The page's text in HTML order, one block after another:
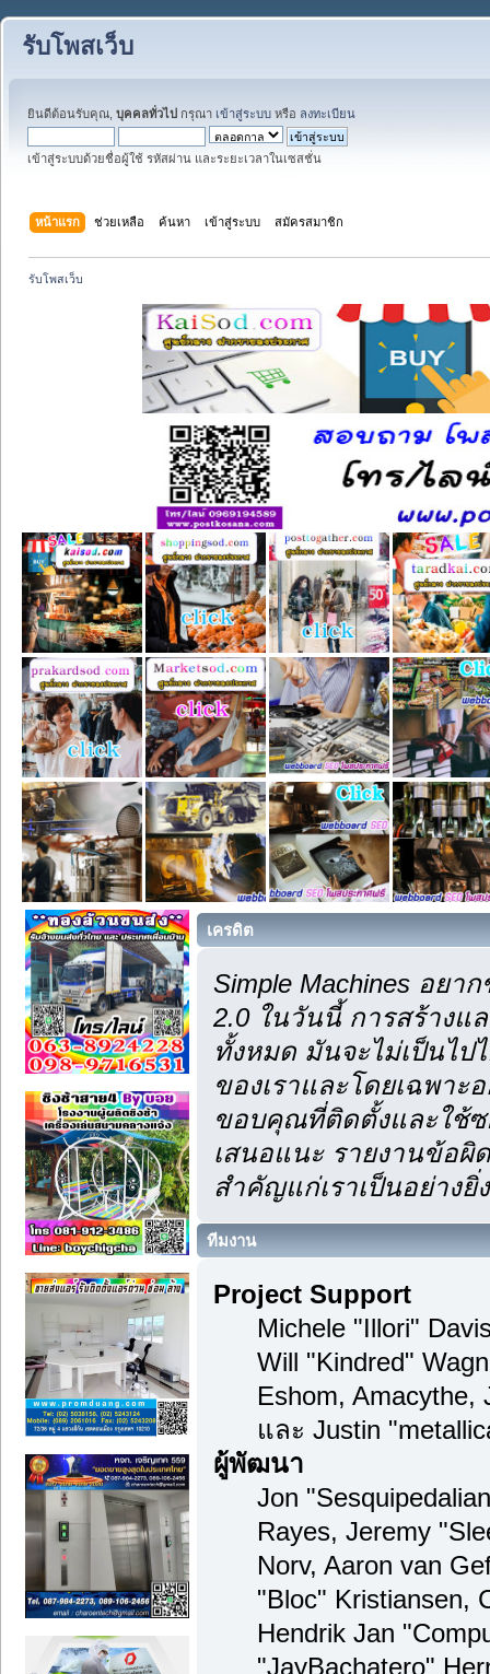
รับโพสเว็บ
ยินดีต้อนรับคุณ, บุคคลทั่วไป กรุณา เข้าสู่ระบบ หรือ ลงทะเบียน
เข้าสู่ระบบด้วยชื่อผู้ใช้ รหัสผ่าน และระยะเวลาในเซสชั่น
หน้าแรก ช่วยเหลือ ค้นหา เข้าสู่ระบบ สมัครสมาชิก
รับโพสเว็บ
เครดิต
Simple Machines อย
2.0 ในวันนี้ การสร้างแ
ทั้งหมด มันจะไม่เป็นไป
ของเราและโดยเฉพาะ
ขอบคุณที่ติดตั้งและใช้ซ
เสนอแนะ รายงานข้อผิ
สำคัญแก่เราเป็นอย่างยิ่ง
ทีมงาน
Project Support
Michele "Illori"
Will "Kindred"
Eshom, Amacythe,
และ Justin
ผู้พัฒนา
Jon
Rayes, Jeremy
Norv, Aaron van
"Bloc" Kristiansen,
Hendrik Jan
"JayBachatero"